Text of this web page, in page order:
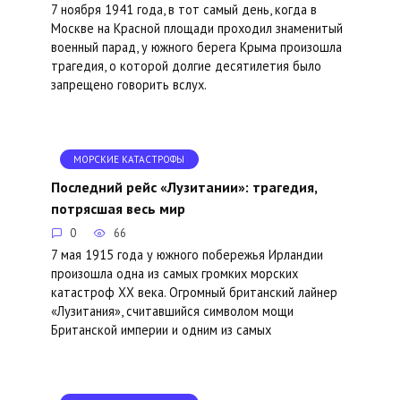
7 ноября 1941 года, в тот самый день, когда в
Москве на Красной площади проходил знаменитый
военный парад, у южного берега Крыма произошла
трагедия, о которой долгие десятилетия было
запрещено говорить вслух.
МОРСКИЕ КАТАСТРОФЫ
Последний рейс «Лузитании»: трагедия,
потрясшая весь мир
0 66
7 мая 1915 года у южного побережья Ирландии
произошла одна из самых громких морских
катастроф XX века. Огромный британский лайнер
«Лузитания», считавшийся символом мощи
Британской империи и одним из самых